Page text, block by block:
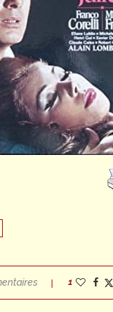
1